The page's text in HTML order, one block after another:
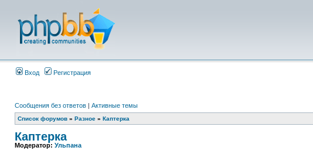
Вход Регистрация
Сообщения без ответов | Активные темы
Список форумов » Разное » Каптерка
Каптерка
Модератор: Ульпана